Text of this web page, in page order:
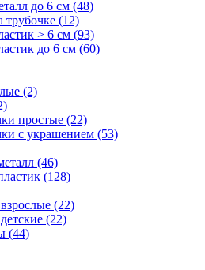
до 6 см (48)
трубочке (12)
> 6 см (93)
до 6 см (60)
(2)
простые (22)
с украшением (53)
(46)
(128)
(22)
(22)
(44)